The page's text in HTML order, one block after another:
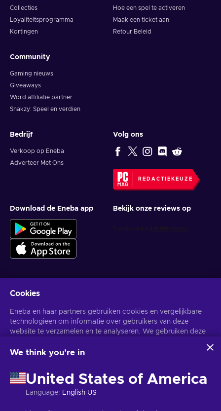
Collecties
Loyaliteitsprogramma
Kortingen
Hoe een spel te activeren
Maak een ticket aan
Retour Beleid
Community
Gaming nieuws
Giveaways
Word affiliatie partner
Snakzy: Speel en verdien
Bedrijf
Verkoop op Eneba
Adverteer Met Ons
Volg ons
REDACTIEKEUZE
Download de Eneba app Bekijk onze reviews op
Krijg gepersonaliseerde gameaanbiedingen
Abonneer
U kunt zich op elk gewenst moment afmelden. Bezoek dePrivacy
Cookies
Eneba en haar partners gebruiken cookies en vergelijkbare
technologieën om informatie over gebruikers van deze
website te verzamelen en te analyseren. We gebruiken deze
de site te verbeteren. Uw persoonlijke gegevens kunnen ook
Door op 'Alles accepteren' te klikken, geef je toestemming
voor het gebruik van deze technologieën door Eneba en haar
partners. U kunt uw toestemming aanpassen door op
We think you're in
United States of America
Language: English US